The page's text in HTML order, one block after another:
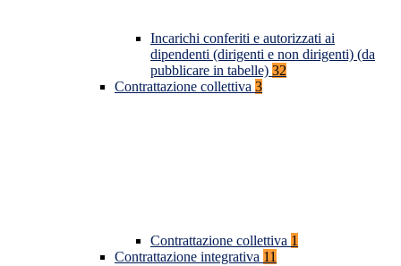
Incarichi conferiti e autorizzati ai
dipendenti (dirigenti e non dirigenti) (da
pubblicare in tabelle) 32
Contrattazione collettiva 3
Contrattazione collettiva 1
Contrattazione integrativa 11